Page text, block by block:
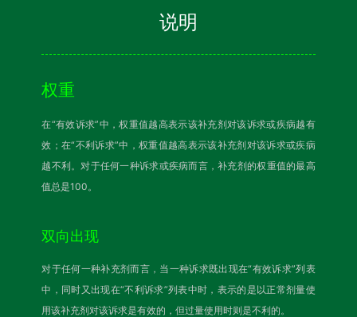
说明
权重
在“有效诉求”中，权重值越高表示该补充剂对该诉求或疾病越有
效；在“不利诉求”中，权重值越高表示该补充剂对该诉求或疾病
越不利。对于任何一种诉求或疾病而言，补充剂的权重值的最高
值总是100。
双向出现
对于任何一种补充剂而言，当一种诉求既出现在“有效诉求”列表
中，同时又出现在“不利诉求”列表中时，表示的是以正常剂量使
用该补充剂对该诉求是有效的，但过量使用时则是不利的。